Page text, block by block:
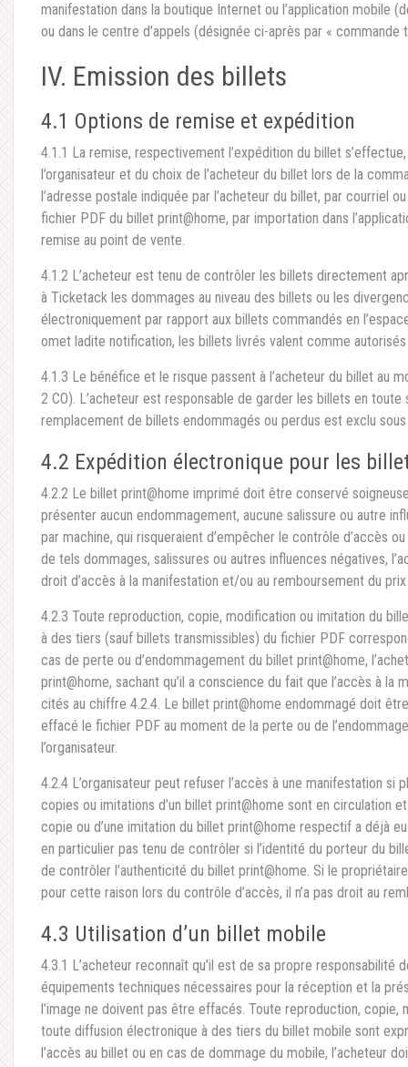
manifestation dans la boutique Internet ou l’application mobile
ou dans le centre d’appels (désignée ci-après par « commande
IV. Emission des billets
4.1 Options de remise et expédition
4.1.1 La remise, respectivement l’expédition du billet
l’organisateur et du choix de l’acheteur du billet lors de la
l’adresse postale indiquée par l’acheteur du billet, par courriel
fichier PDF du billet print@home, par importation dans
remise au point de vente.
4.1.2 L’acheteur est tenu de contrôler les billets directement
à Ticketack les dommages au niveau des billets ou les
électroniquement par rapport aux billets commandés en
omet ladite notification, les billets livrés valent comme autorisés
4.1.3 Le bénéfice et le risque passent à l’acheteur du billet au
2 CO). L’acheteur est responsable de garder les billets en toute
remplacement de billets endommagés ou perdus est exclu
4.2 Expédition électronique pour les
4.2.2 Le billet print@home imprimé doit être conservé
présenter aucun endommagement, aucune salissure ou autre
par machine, qui risqueraient d’empêcher le contrôle d’accès
de tels dommages, salissures ou autres influences négatives,
droit d’accès à la manifestation et/ou au remboursement du
4.2.3 Toute reproduction, copie, modification ou imitation du
à des tiers (sauf billets transmissibles) du fichier PDF
cas de perte ou d’endommagement du billet print@home,
print@home, sachant qu’il a conscience du fait que l’accès à
cités au chiffre 4.2.4. Le billet print@home endommagé doit
effacé le fichier PDF au moment de la perte ou de
l’organisateur.
4.2.4 L’organisateur peut refuser l’accès à une manifestation
copies ou imitations d’un billet print@home sont en circulation
copie ou d’une imitation du billet print@home respectif a déjà
en particulier pas tenu de contrôler si l’identité du porteur du
de contrôler l’authenticité du billet print@home. Si le
pour cette raison lors du contrôle d’accès, il n’a pas droit au
4.3 Utilisation d’un billet mobile
4.3.1 L’acheteur reconnaît qu’il est de sa propre
équipements techniques nécessaires pour la réception et la
l’image ne doivent pas être effacés. Toute reproduction,
toute diffusion électronique à des tiers du billet mobile sont
l’accès au billet ou en cas de dommage du mobile, l’acheteur